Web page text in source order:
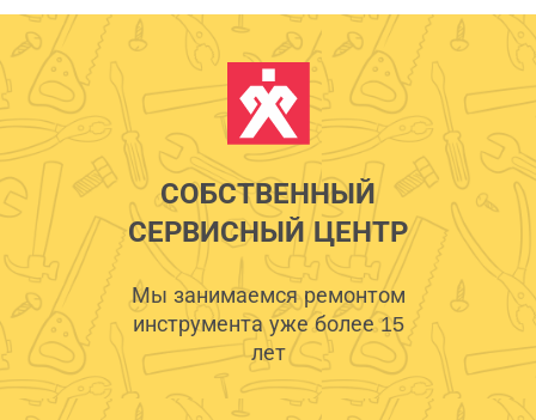
СОБСТВЕННЫЙ
СЕРВИСНЫЙ ЦЕНТР
Мы занимаемся ремонтом
инструмента уже более 15
лет